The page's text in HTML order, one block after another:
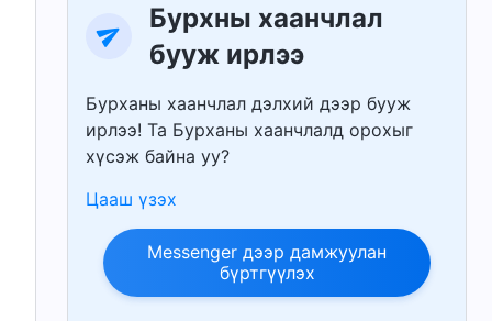
Бурхны хаанчлал
бууж ирлээ
Бурханы хаанчлал дэлхий дээр бууж
ирлээ! Та Бурханы хаанчлалд орохыг
хүсэж байна уу?
Цааш үзэх
Messenger дээр дамжуулан
бүртгүүлэх